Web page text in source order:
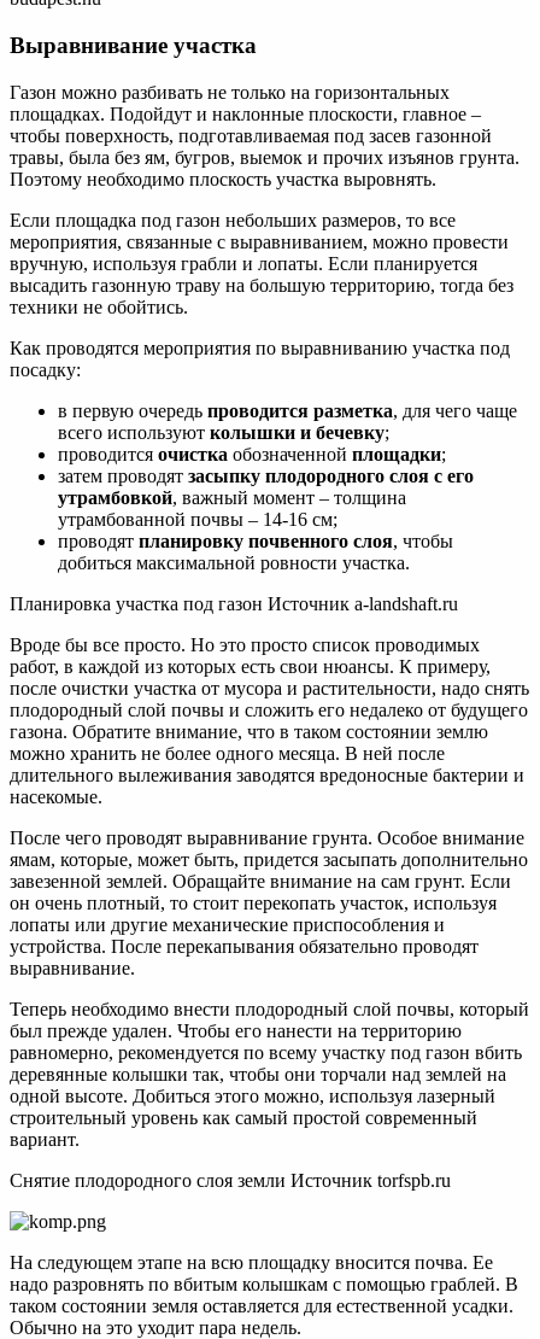
Выравнивание участка
Газон можно разбивать не только на горизонтальных
площадках. Подойдут и наклонные плоскости, главное –
чтобы поверхность, подготавливаемая под засев газонной
травы, была без ям, бугров, выемок и прочих изъянов грунта.
Поэтому необходимо плоскость участка выровнять.
Если площадка под газон небольших размеров, то все
мероприятия, связанные с выравниванием, можно провести
вручную, используя грабли и лопаты. Если планируется
высадить газонную траву на большую территорию, тогда без
техники не обойтись.
Как проводятся мероприятия по выравниванию участка под
посадку:
в первую очередь проводится разметка, для чего чаще
всего используют колышки и бечевку;
проводится очистка обозначенной площадки;
затем проводят засыпку плодородного слоя с его
утрамбовкой, важный момент – толщина
утрамбованной почвы – 14-16 см;
проводят планировку почвенного слоя, чтобы
добиться максимальной ровности участка.
Планировка участка под газон Источник a-landshaft.ru
Вроде бы все просто. Но это просто список проводимых
работ, в каждой из которых есть свои нюансы. К примеру,
после очистки участка от мусора и растительности, надо снять
плодородный слой почвы и сложить его недалеко от будущего
газона. Обратите внимание, что в таком состоянии землю
можно хранить не более одного месяца. В ней после
длительного вылеживания заводятся вредоносные бактерии и
насекомые.
После чего проводят выравнивание грунта. Особое внимание
ямам, которые, может быть, придется засыпать дополнительно
завезенной землей. Обращайте внимание на сам грунт. Если
он очень плотный, то стоит перекопать участок, используя
лопаты или другие механические приспособления и
устройства. После перекапывания обязательно проводят
выравнивание.
Теперь необходимо внести плодородный слой почвы, который
был прежде удален. Чтобы его нанести на территорию
равномерно, рекомендуется по всему участку под газон вбить
деревянные колышки так, чтобы они торчали над землей на
одной высоте. Добиться этого можно, используя лазерный
строительный уровень как самый простой современный
вариант.
Снятие плодородного слоя земли Источник torfspb.ru
На следующем этапе на всю площадку вносится почва. Ее
надо разровнять по вбитым колышкам с помощью граблей. В
таком состоянии земля оставляется для естественной усадки.
Обычно на это уходит пара недель.